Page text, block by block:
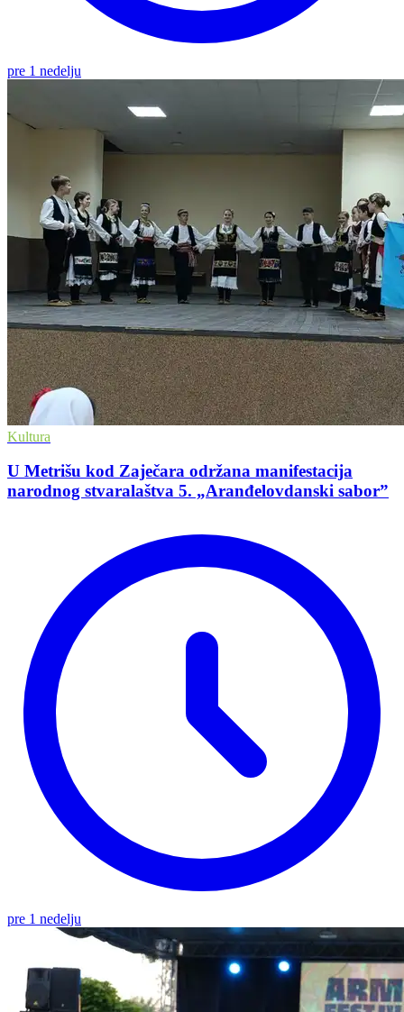
pre 1 nedelju
Kultura
U Metrišu kod Zaječara održana manifestacija
narodnog stvaralaštva 5. „Aranđelovdanski saborˮ
pre 1 nedelju